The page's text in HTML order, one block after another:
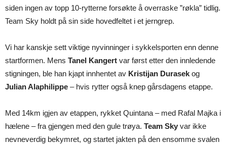
siden ingen av topp 10-rytterne forsøkte å overraske ”røkla” tidlig.
Team Sky holdt på sin side hovedfeltet i et jerngrep.
Vi har kanskje sett viktige nyvinninger i sykkelsporten enn denne
startformen. Mens Tanel Kangert var først etter den innledende
stigningen, ble han kjapt innhentet av Kristijan Durasek og
Julian Alaphilippe – hvis rytter også knep gårsdagens etappe.
Med 14km igjen av etappen, rykket Quintana – med Rafal Majka i
hælene – fra gjengen med den gule trøya. Team Sky var ikke
nevneverdig bekymret, og startet jakten på den ensomme svalen